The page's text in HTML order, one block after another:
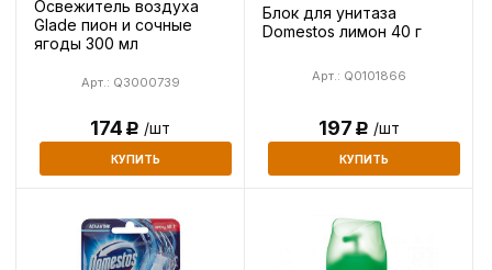
Освежитель воздуха
Glade пион и сочные
ягоды 300 мл
Арт.: Q3000739
174Р /шт
КУПИТЬ
Блок для унитаза
Domestos лимон 40 г
Арт.: Q0101866
197Р /шт
КУПИТЬ